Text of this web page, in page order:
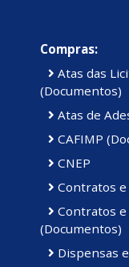
Compras:
Atas das
(Documentos)
Atas de
CAFIMP
CNEP
Contratos
Contratos
(Documentos)
Dispensas